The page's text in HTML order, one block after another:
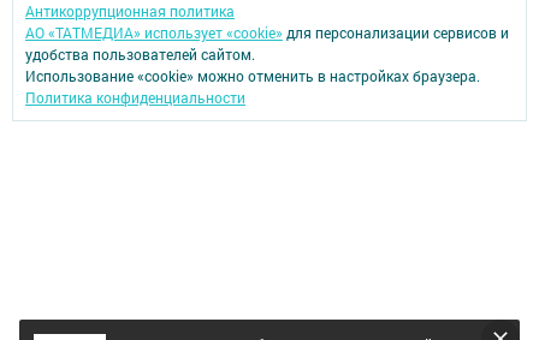
Антикоррупционная политика
АО «ТАТМЕДИА» использует «cookie»для персонализации сервисов и
удобства пользователей сайтом.
Использование «cookie» можно отменить в настройках браузера.
Политика конфиденциальности